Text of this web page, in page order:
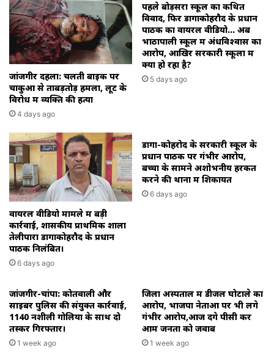
जांजगीर दहला: चलती बाइक पर
चाकुओं से ताबड़तोड़ हमला, लूट के
विरोध में व्यक्ति की हत्या
4 days ago
पहले बोड़सरा स्कूल का कथित
विवाद, फिर डोंगाकोहरौद के प्रधान
पाठक का वायरल वीडियो… अब
भाठापाली स्कूल में अंधविश्वास का
आरोप, आखिर सरकारी स्कूलों में
क्या हो रहा है?
5 days ago
वायरल वीडियो मामले में बड़ी
कार्रवाई, शासकीय प्राथमिक शाला
तेलीपारा डोंगाकोहरौद के प्रधान
पाठक निलंबित।
6 days ago
डोंगा-कोहरोद के सरकारी स्कूल के
प्रधान पाठक पर गंभीर आरोप,
बच्चों के सामने अशोभनीय हरकत
करने की थाना में शिकायत
6 days ago
जांजगीर-चांपा: कोतवाली और
साइबर पुलिस की संयुक्त कार्रवाई,
1140 नशीली गोलियों के साथ दो
तस्कर गिरफ्तार।
1 week ago
जिला अस्पताल में डीजल घोटाले का
आरोप, भाजपा नेताओं पर भी लगे
गंभीर आरोप,आज देंगे पीसी कर
आम जनता को जवाब
1 week ago